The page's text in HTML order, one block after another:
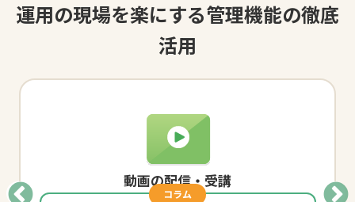
運用の現場を楽にする管理機能の徹底
活用
動画の配信・受講
コラム